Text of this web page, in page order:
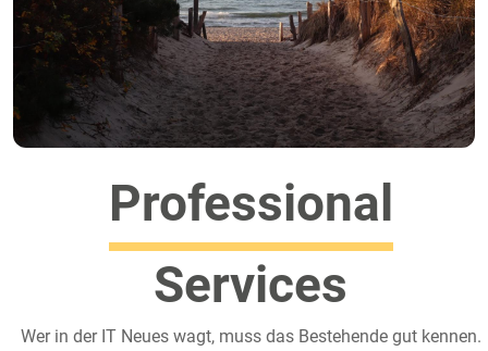
Professional
Services
Wer in der IT Neues wagt, muss das Bestehende gut kennen.